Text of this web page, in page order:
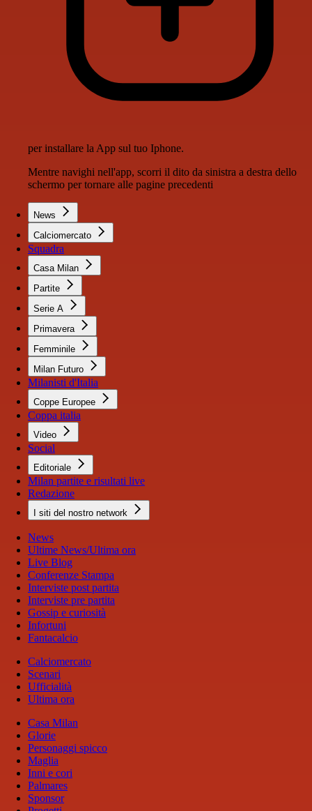
per installare la App sul tuo Iphone.
Mentre navighi nell'app, scorri il dito da sinistra a destra dello
schermo per tornare alle pagine precedenti
News
Calciomercato
Squadra
Casa Milan
Partite
Serie A
Primavera
Femminile
Milan Futuro
Milanisti d'Italia
Coppe Europee
Coppa italia
Video
Social
Editoriale
Milan partite e risultati live
Redazione
I siti del nostro network
News
Ultime News/Ultima ora
Live Blog
Conferenze Stampa
Interviste post partita
Interviste pre partita
Gossip e curiosità
Infortuni
Fantacalcio
Calciomercato
Scenari
Ufficialità
Ultima ora
Casa Milan
Glorie
Personaggi spicco
Maglia
Inni e cori
Palmares
Sponsor